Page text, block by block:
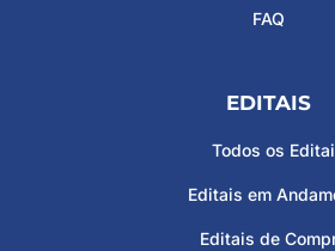
FAQ
EDITAIS
Todos os
Editais em
Editais de